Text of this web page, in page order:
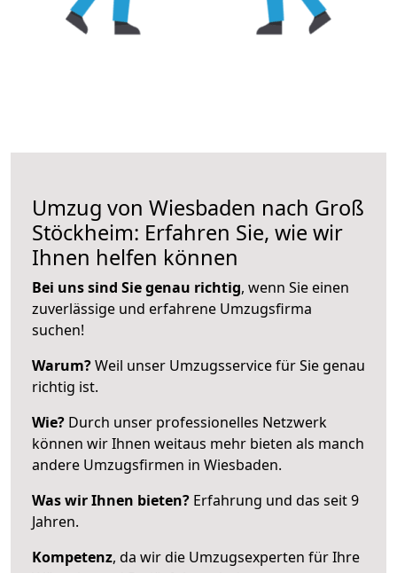
Umzug von Wiesbaden nach Groß
Stöckheim: Erfahren Sie, wie wir
Ihnen helfen können
Bei uns sind Sie genau richtig, wenn Sie einen
zuverlässige und erfahrene Umzugsfirma
suchen!
Warum?Weil unser Umzugsservice für Sie genau
richtig ist.
Wie? Durch unser professionelles Netzwerk
können wir Ihnen weitaus mehr bieten als manch
andere Umzugsfirmen in Wiesbaden.
Was wir Ihnen bieten? Erfahrung und das seit 9
Jahren.
Kompetenz, da wir die Umzugsexperten für Ihre